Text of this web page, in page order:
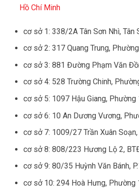
Hồ Chí Minh
cơ sở 1: 338/2A Tân Sơn Nhì, Tân
cơ sở 2: 317 Quang Trung,
cơ sở 3: 881 Đường Phạm Văn
cơ sở 4: 528 Trường Chinh,
cơ sở 5: 1097 Hậu Giang, Phường
cơ sở 6: 10 An Dương Vương,
cơ sở 7: 1009/27 Trần Xuân Soạn,
cơ sở 8: 808/223 Hương Lộ 2,
cơ sở 9: 80/35 Huỳnh Văn Bánh,
cơ sở 10: 294 Hoà Hưng, Phường